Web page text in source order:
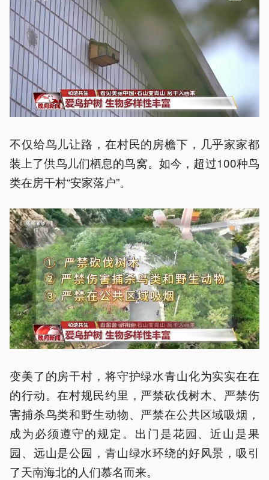
不仅给鸟儿让路，在村民的房檐下，几乎家家都
装上了供鸟儿们栖息的鸟窝。如今，超过100种鸟
类在房干村“安家落户”。
变美了的房干村，将守护绿水青山化为实实在在
的行动。在村规民约里，严禁砍伐树木、严禁伤
害捕杀鸟类和野生动物、严禁在公共区域吸烟，
成为必须遵守的规定。出门是花园、近山是果
园、远山是公园，青山绿水环绕的好风景，吸引
了天南海北的人们慕名而来。